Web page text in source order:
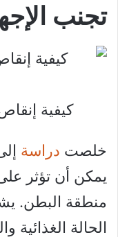
تجنب
كيفية إنقاص 20 باوند: تجنب
خلصت دراسة
يمكن أن تؤثر
منطقة البطن.
الحالة